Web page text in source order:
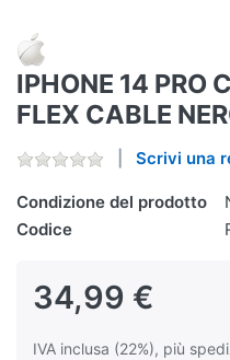
IPHONE 14 PRO
FLEX CABLE
Scrivi una
Condizione del prodotto
Codice
34,99 €
IVA inclusa (22%), più